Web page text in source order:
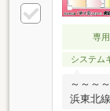
専
システム
～～～
浜東北